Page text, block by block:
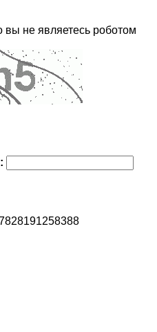
вы не являетесь роботом